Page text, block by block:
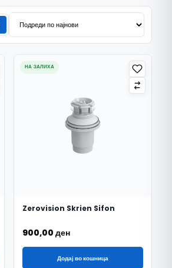
НА ЗАЛИХА
Zerovision Skrien Sifon
900,00ден
Додај во кошница